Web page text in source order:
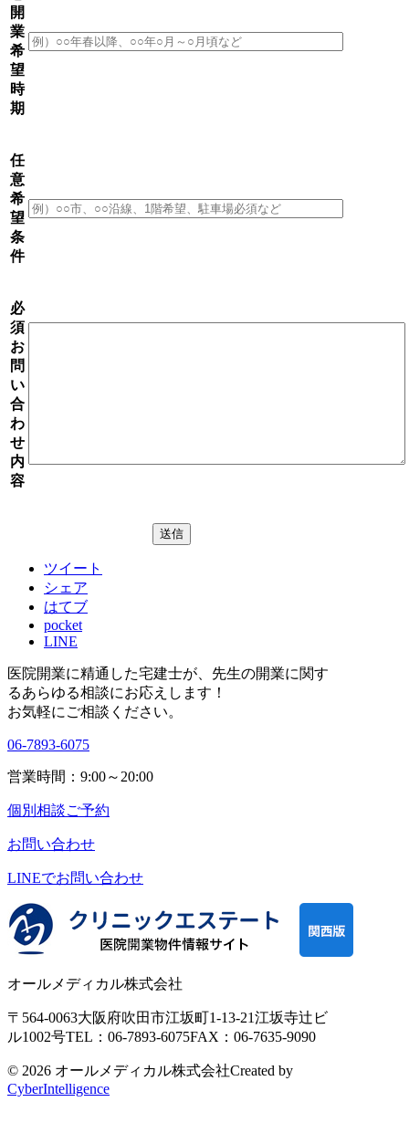
開
業
希
望
時
期
任
意
希
望
条
件
必
須
お
問
い
合
わ
せ
内
容
ツイート
シェア
はてブ
pocket
LINE
医院開業に精通した宅建士が、 先生の開業に関す
るあらゆる相談にお応えします！
お気軽にご相談ください。
06-7893-6075
営業時間：9:00～20:00
個別相談ご予約
お問い合わせ
LINEでお問い合わせ
オールメディカル株式会社
〒564-0063大阪府吹田市江坂町1-13-21江坂寺辻ビ
ル1002号TEL：06-7893-6075FAX：06-7635-9090
© 2026 オールメディカル株式会社Created by
CyberIntelligence